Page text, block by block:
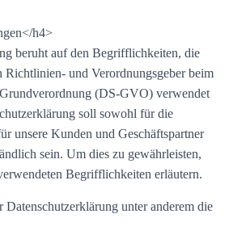
h4>
beruht auf den Begrifflichkeiten, die
Richtlinien- und Verordnungsgeber beim
(DS-GVO) verwendet
soll sowohl für die
unsere Kunden und Geschäftspartner
sein. Um dies zu gewährleisten,
Begrifflichkeiten erläutern.
unter anderem die